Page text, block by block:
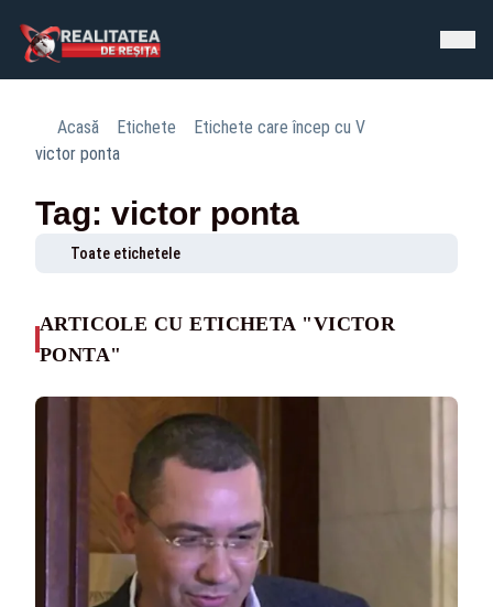
Acasă Etichete
Etichete care încep cu V
victor ponta
Tag: victor ponta
Toate etichetele
ARTICOLE CU ETICHETA "VICTOR
PONTA"